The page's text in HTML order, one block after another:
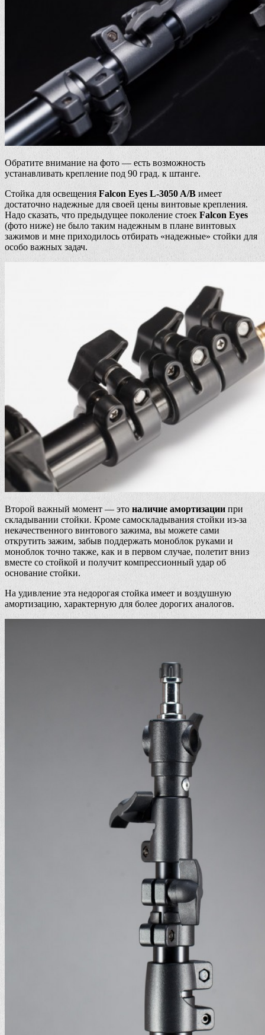
Обратите внимание на фото — есть возможность
устанавливать крепление под 90 град. к штанге.
Стойка для освещения Falcon Eyes L-3050 A/B имеет
достаточно надежные для своей цены винтовые крепления.
Надо сказать, что предыдущее поколение стоек Falcon Eyes
(фото ниже) не было таким надежным в плане винтовых
зажимов и мне приходилось отбирать «надежные» стойки для
особо важных задач.
Второй важный момент — это наличие амортизации при
складывании стойки. Кроме самоскладывания стойки из-за
некачественного винтового зажима, вы можете сами
открутить зажим, забыв поддержать моноблок руками и
моноблок точно также, как и в первом случае, полетит вниз
вместе со стойкой и получит компрессионный удар об
основание стойки.
На удивление эта недорогая стойка имеет и воздушную
амортизацию, характерную для более дорогих аналогов.